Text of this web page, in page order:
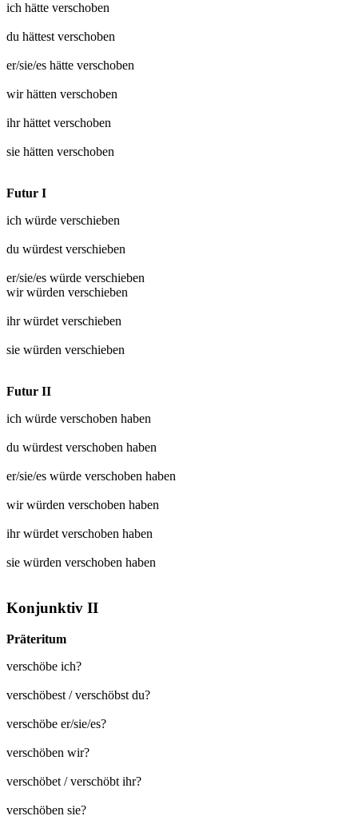
ich hätte verschoben
du hättestverschoben
er/sie/es hätte verschoben
wir hätten verschoben
ihr hättetverschoben
sie hätten verschoben
Futur I
ich würde verschieben
du würdestverschieben
er/sie/es würde verschieben
wir würden verschieben
ihr würdetverschieben
sie würden verschieben
Futur II
ich würde verschoben haben
du würdestverschoben haben
er/sie/es würde verschoben haben
wir würden verschoben haben
ihr würdetverschoben haben
sie würden verschoben haben
Konjunktiv II
Präteritum
verschöbe ich?
verschöbest / verschöbst du?
verschöbe er/sie/es?
verschöben wir?
verschöbet / verschöbt ihr?
verschöben sie?